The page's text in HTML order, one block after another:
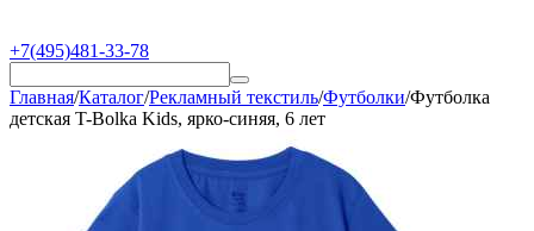
+7(495)481-33-78
Главная/Каталог/Рекламный текстиль/Футболки/Футболка
детская T-Bolka Kids, ярко-синяя, 6 лет